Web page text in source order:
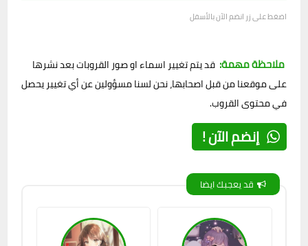
اضغط على زر انضم الآن بالأسفل
ملاحظة مهمة: قد يتم تغيير اسماء او صور القروبات بعد نشرها
على موقعنا من قبل اصحابها، نحن لسنا مسؤولين عن أي تغيير يحصل
في محتوى القروب.
إنضم الآن !
قد يعجبك ايضا